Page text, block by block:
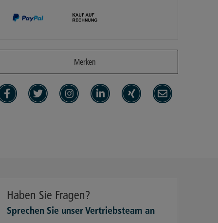
Merken
Haben Sie Fragen?
Sprechen Sie unser Vertriebsteam an